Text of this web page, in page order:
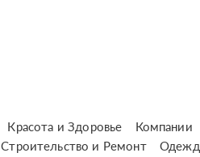
Красота и Здоровье Компании
Строительство и Ремонт